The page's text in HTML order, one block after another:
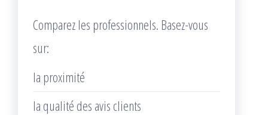
Comparez les professionnels. Basez-vous
sur:
la proximité
la qualité des avis clients